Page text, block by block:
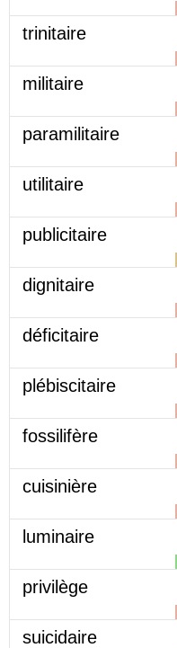
trinitaire
militaire
paramilitaire
utilitaire
publicitaire
dignitaire
déficitaire
plébiscitaire
fossilifère
cuisinière
luminaire
privilège
suicidaire